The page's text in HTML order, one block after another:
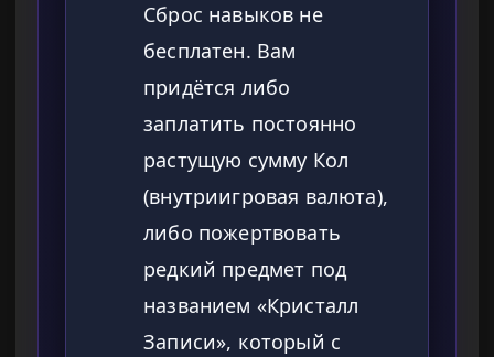
Сброс навыков не
бесплатен. Вам
придётся либо
заплатить постоянно
растущую сумму Кол
(внутриигровая валюта),
либо пожертвовать
редкий предмет под
названием «Кристалл
Записи», который с